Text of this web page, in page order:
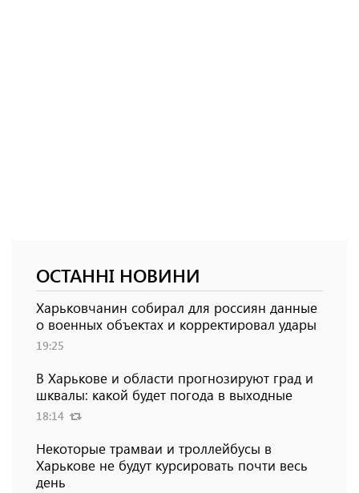
ОСТАННІ НОВИНИ
Харьковчанин собирал для россиян данные
о военных объектах и ​​корректировал удары
19:25
В Харькове и области прогнозируют град и
шквалы: какой будет погода в выходные
18:14
Некоторые трамваи и троллейбусы в
Харькове не будут курсировать почти весь
день